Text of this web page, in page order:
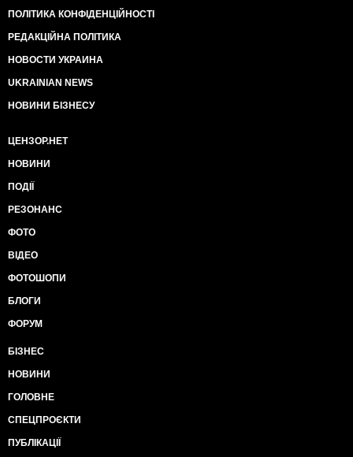
ПОЛІТИКА КОНФІДЕНЦІЙНОСТІ
РЕДАКЦІЙНА ПОЛІТИКА
НОВОСТИ УКРАИНА
UKRAINIAN NEWS
НОВИНИ БІЗНЕСУ
ЦЕНЗОР.НЕТ
НОВИНИ
ПОДІЇ
РЕЗОНАНС
ФОТО
ВІДЕО
ФОТОШОПИ
БЛОГИ
ФОРУМ
БІЗНЕС
НОВИНИ
ГОЛОВНЕ
СПЕЦПРОЄКТИ
ПУБЛІКАЦІЇ